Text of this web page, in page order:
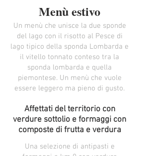
Menù estivo
Un menù che unisce la due sponde
del lago con il risotto al Pesce di
lago tipico della sponda Lombarda e
il vitello tonnato conteso tra la
sponda lombarda e quella
piemontese. Un menù che vuole
essere leggero ma pieno di gusto.
Affettati del territorio con
verdure sottolio e formaggi con
composte di frutta e verdura
Una selezione di antipasti e